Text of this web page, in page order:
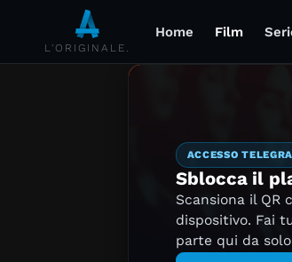
L'ORIGINALE.
Home Film
ACCESSO
Sblocca il
Scansiona il QR
dispositivo. Fai
parte qui da